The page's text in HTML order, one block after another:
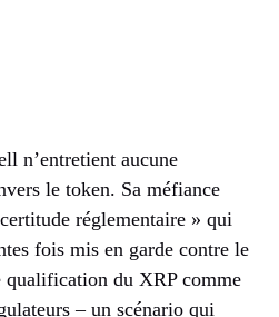
n’entretient aucune
le token. Sa méfiance
réglementaire » qui
fois mis en garde contre le
qualification du XRP comme
– un scénario qui